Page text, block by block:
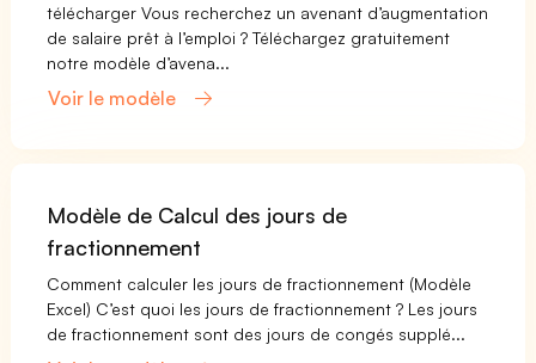
télécharger Vous recherchez un avenant d’augmentation
de salaire prêt à l’emploi ? Téléchargez gratuitement
notre modèle d’avena...
Voir le modèle
Modèle de Calcul des jours de
fractionnement
Comment calculer les jours de fractionnement (Modèle
Excel) C’est quoi les jours de fractionnement ? Les jours
de fractionnement sont des jours de congés supplé...